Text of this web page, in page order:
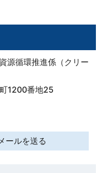
循環推進係（クリー
1200番地25
ールを送る